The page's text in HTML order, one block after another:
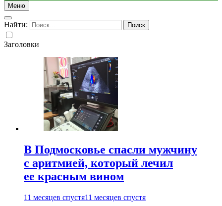
Меню
Найти:
Заголовки
В Подмосковье спасли мужчину
с аритмией, который лечил
ее красным вином
11 месяцев спустя11 месяцев спустя